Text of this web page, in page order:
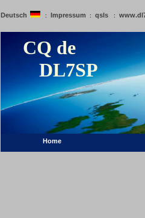
Deutsch : Impressum : qsls :
CQ de
DL7SP
Home